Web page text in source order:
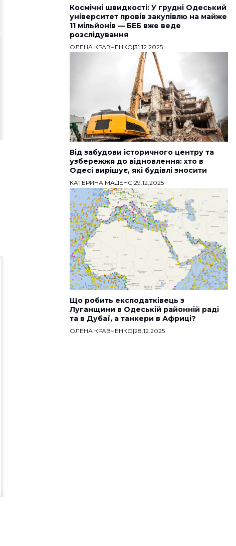
Космічні швидкості: У грудні Одеський
університет провів закупівлю на майже
11 мільйонів — БЕБ вже веде
розслідування
ОЛЕНА КРАВЧЕНКО|31.12.2025
Від забудови історичного центру та
узбережжя до відновлення: хто в
Одесі вирішує, які будівлі зносити
КАТЕРИНА МАДЕНС|29.12.2025
Що робить експодатківець з
Луганщини в Одеській районній раді
та в Дубаї, а танкери в Африці?
ОЛЕНА КРАВЧЕНКО|28.12.2025